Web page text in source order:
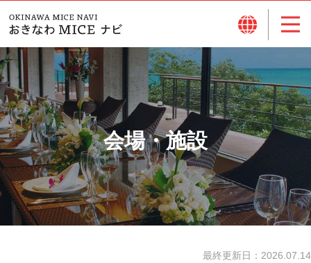
会場・施設
最終更新日： 2026.07.14